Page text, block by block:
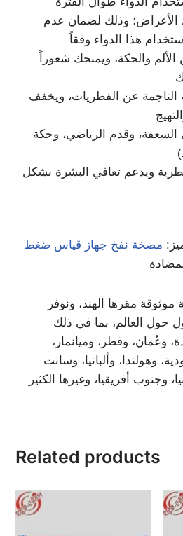
الأعراض؛ وذلك لضمان عدم
هذا الدواء وفقاً
والحكة، ويمنحك شعوراً
الناجمة عن الفطريات، ويخفف
وقدم الرياضي، وحكة
ويدعم تعافي البشرة بشكل
مضخة نفخ جهاز قياس ضغط
مقرها الهند، ونوفر
حول العالم، بما في ذلك
وعُمان، وقطر، وميانمار،
وهولندا، وألبانيا، وسانت
Related products